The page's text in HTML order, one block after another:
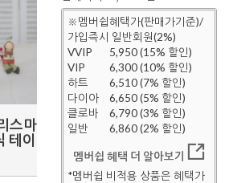
스마
테이
※멤버쉽혜택가(판매가기준)/
가입즉시 일반회원(2%)
VVIP
5,950 (15% 할인)
VIP
6,300 (10% 할인)
하트
6,510 (7% 할인)
다이아
6,650 (5% 할인)
클로바
6,790 (3% 할인)
일반
6,860 (2% 할인)
멤버쉽 혜택 더 알아보기
*멤버쉽 비적용 상품은 혜택가